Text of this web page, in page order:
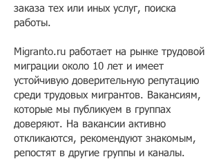
заказа тех или иных услуг, поиска
работы.
Migranto.ru работает на рынке трудовой
миграции около 10 лет и имеет
устойчивую доверительную репутацию
среди трудовых мигрантов. Вакансиям,
которые мы публикуем в группах
доверяют. На вакансии активно
откликаются, рекомендуют знакомым,
репостят в другие группы и каналы.